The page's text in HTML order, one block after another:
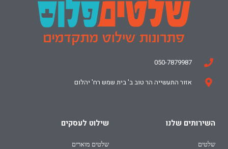
050-7879987
אזור התעשייה הר טוב ב' בית שמש רח' יהלום
השירותים שלנו
שלטים
שילוט לעסקים
שלטים מוארים